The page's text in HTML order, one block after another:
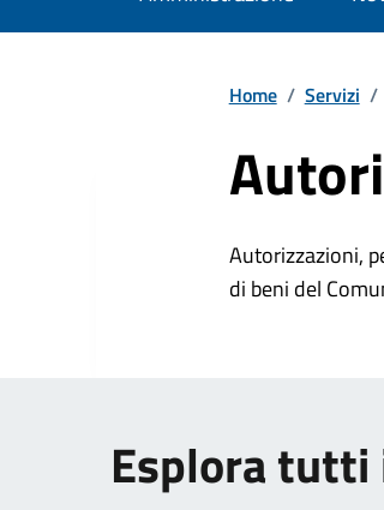
Home / Servizi /
Autorizzazioni,
di beni del
Esplora tutti